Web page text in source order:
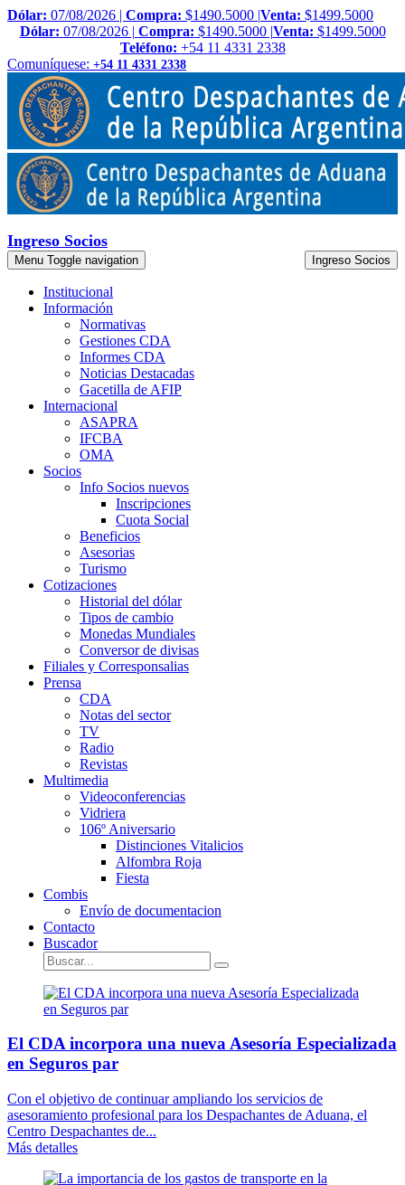
Dólar: 07/08/2026 | Compra: $1490.5000 |Venta: $1499.5000
Dólar: 07/08/2026 | Compra: $1490.5000 |Venta: $1499.5000
Teléfono: +54 11 4331 2338
Comuníquese: +54 11 4331 2338
Ingreso Socios
Menu Toggle navigation Ingreso Socios
Institucional
Información
Normativas
Gestiones CDA
Informes CDA
Noticias Destacadas
Gacetilla de AFIP
Internacional
ASAPRA
IFCBA
OMA
Socios
Info Socios nuevos
Inscripciones
Cuota Social
Beneficios
Asesorias
Turismo
Cotizaciones
Historial del dólar
Tipos de cambio
Monedas Mundiales
Conversor de divisas
Filiales y Corresponsalias
Prensa
CDA
Notas del sector
TV
Radio
Revistas
Multimedia
Videoconferencias
Vidriera
106º Aniversario
Distinciones Vitalicios
Alfombra Roja
Fiesta
Combis
Envío de documentacion
Contacto
Buscador
El CDA incorpora una nueva Asesoría Especializada
en Seguros par
Con el objetivo de continuar ampliando los servicios de
asesoramiento profesional para los Despachantes de Aduana, el
Centro Despachantes de...
Más detalles